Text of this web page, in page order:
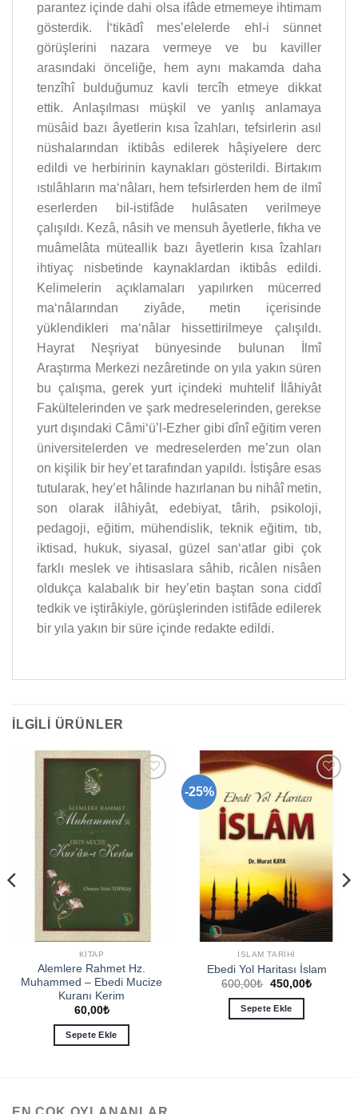
parantez içinde dahi olsa ifâde etmemeye ihtimam
gösterdik. İ‘tikādî mes’elelerde ehl-i sünnet
görüşlerini nazara vermeye ve bu kaviller
arasındaki önceliğe, hem aynı makamda daha
tenzîhî bulduğumuz kavli tercîh etmeye dikkat
ettik. Anlaşılması müşkil ve yanlış anlamaya
müsâid bazı âyetlerin kısa îzahları, tefsirlerin asıl
nüshalarından iktibâs edilerek hâşiyelere derc
edildi ve herbirinin kaynakları gösterildi. Birtakım
ıstılâhların ma‘nâları, hem tefsirlerden hem de ilmî
eserlerden bil-istifâde hulâsaten verilmeye
çalışıldı. Kezâ, nâsih ve mensuh âyetlerle, fıkha ve
muâmelâta müteallik bazı âyetlerin kısa îzahları
ihtiyaç nisbetinde kaynaklardan iktibâs edildi.
Kelimelerin açıklamaları yapılırken mücerred
ma‘nâlarından ziyâde, metin içerisinde
yüklendikleri ma‘nâlar hissettirilmeye çalışıldı.
Hayrat Neşriyat bünyesinde bulunan İlmî
Araştırma Merkezi nezâretinde on yıla yakın süren
bu çalışma, gerek yurt içindeki muhtelif İlâhiyât
Fakültelerinden ve şark medreselerinden, gerekse
yurt dışındaki Câmi‘ü’l-Ezher gibi dînî eğitim veren
üniversitelerden ve medreselerden me’zun olan
on kişilik bir hey’et tarafından yapıldı. İstişâre esas
tutularak, hey’et hâlinde hazırlanan bu nihâî metin,
son olarak ilâhiyât, edebiyat, târih, psikoloji,
pedagoji, eğitim, mühendislik, teknik eğitim, tıb,
iktisad, hukuk, siyasal, güzel san‘atlar gibi çok
farklı meslek ve ihtisaslara sâhib, ricâlen nisâen
oldukça kalabalık bir hey’etin baştan sona ciddî
tedkik ve iştirâkiyle, görüşlerinden istifâde edilerek
bir yıla yakın bir süre içinde redakte edildi.
İLGILI ÜRÜNLER
KITAP
Alemlere Rahmet Hz.
Muhammed – Ebedi Mucize
Kuranı Kerim
60,00₺
Sepete Ekle
-25%
Add to
wishlist
İSLAM TARIHI
Ebedi Yol Haritası İslam
600,00₺ Orijinal
600,00₺.
450,00₺Şu
Sepete Ekle